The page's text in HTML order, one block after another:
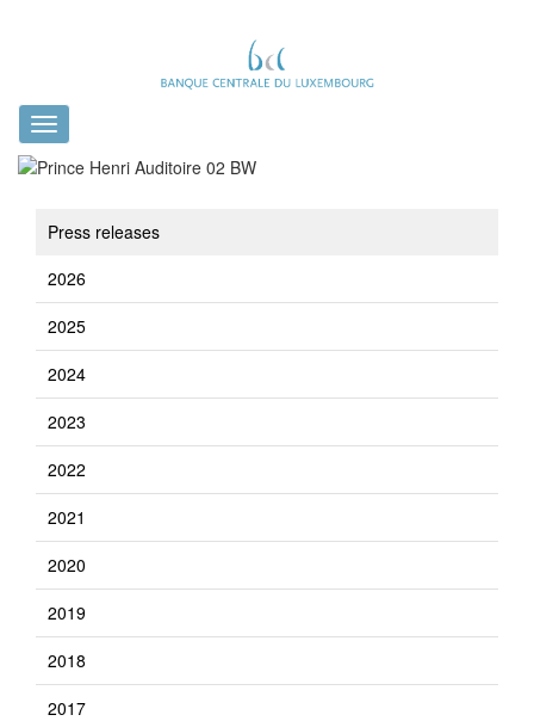
Toggle
navigation
Press releases
2026
2025
2024
2023
2022
2021
2020
2019
2018
2017